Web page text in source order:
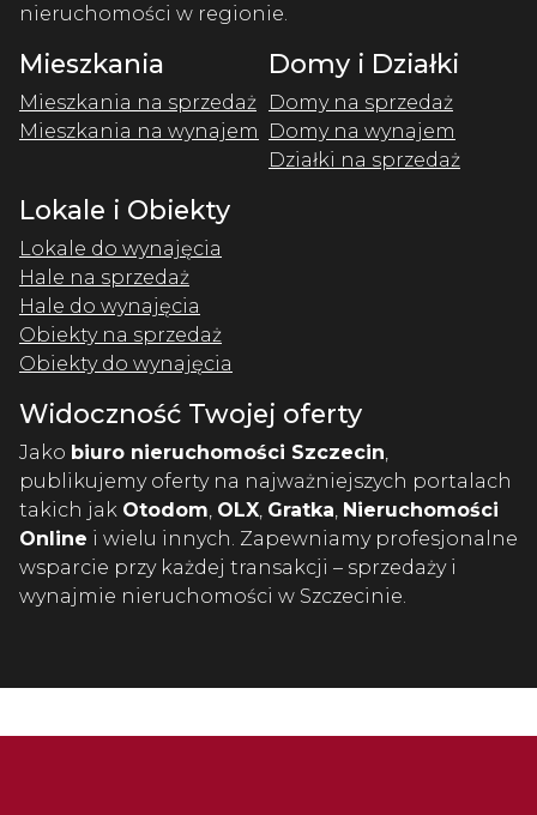
nieruchomości w regionie.
Mieszkania
Mieszkania na sprzedaż
Mieszkania na wynajem
Domy i Działki
Domy na sprzedaż
Domy na wynajem
Działki na sprzedaż
Lokale i Obiekty
Lokale do wynajęcia
Hale na sprzedaż
Hale do wynajęcia
Obiekty na sprzedaż
Obiekty do wynajęcia
Widoczność Twojej oferty
Jako biuro nieruchomości Szczecin
publikujemy oferty na najważniejszych portalach
takich jak Otodom OLX Gratka Nieruchomości
Online i wielu innych. Zapewniamy profesjonalne
wsparcie przy każdej transakcji – sprzedaży i
wynajmie nieruchomości w Szczecinie.